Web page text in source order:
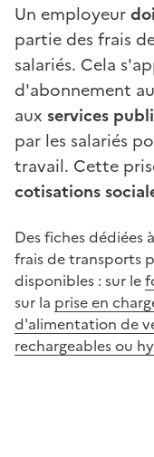
Un employeur
partie des frais
salariés. Cela
d'abonnement
aux services
par les salariés
travail. Cette
cotisations
Des fiches dédiées
frais de transports
disponibles : sur le
sur la prise en
d'alimentation de
rechargeables ou